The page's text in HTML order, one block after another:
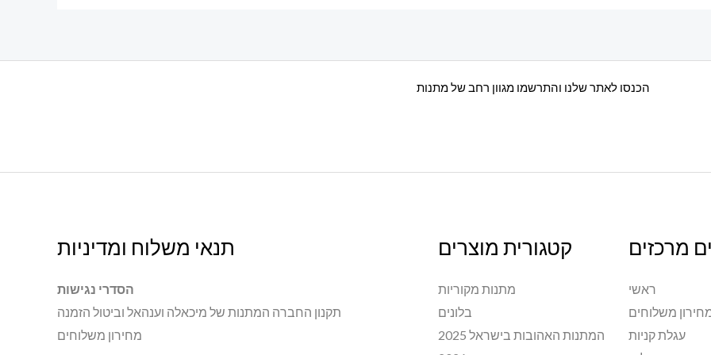
הכנסו לאתר שלנו והתרשמו מגוון רחב של מתנות
מרכזים
ראשי
משלוחים
עגלת קניות
קטגורית מוצרים
מתנות מקוריות
בלונים
המתנות האהובות בישראל 2025
תנאי משלוח ומדיניות
הסדרי נגישות
תקנון החברה המתנות של מיכאלה וענהאל וביטול הזמנה
מחירון משלוחים